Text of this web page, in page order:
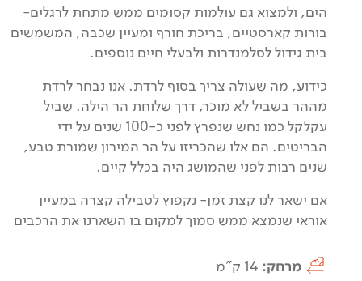
הים, ולמצוא גם עולמות קסומים ממש מתחת לרגלים-
בורות קארסטיים, בריכת חורף ומעיין שכבה, המשמשים
בית גידול לסלמנדרות ולבעלי חיים נוספים.
כידוע, מה שעולה צריך בסוף לרדת. אנו נבחר לרדת
מההר בשביל לא מוכר, דרך שלוחת הר הילה. שביל
עקלקל כמו נחש שנפרץ לפני כ-100 שנים על ידי
הבריטים. הם אלו שהכריזו על הר המירון שמורת טבע,
שנים רבות לפני שהמושג היה בכלל קיים.
אם ישאר לנו קצת זמן- נקפוץ לטבילה קצרה במעיין
אוראי שנמצא ממש סמוך למקום בו השארנו את הרכבים
מרחק: 14 ק"מ